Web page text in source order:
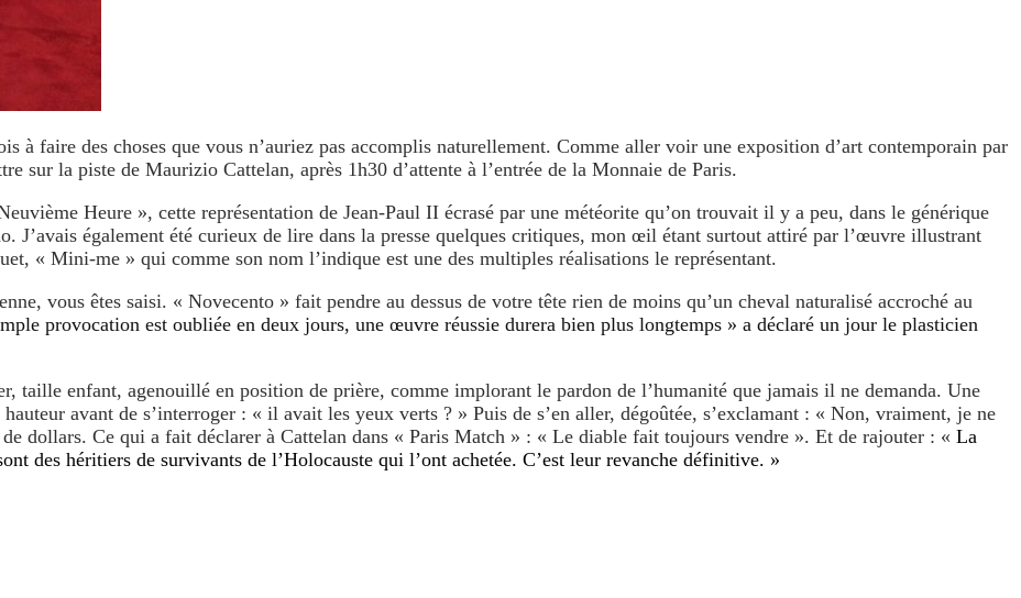
à faire des choses que vous n’auriez pas accomplis naturellement. Comme aller voir une exposition d’art contemporain par
sur la piste de Maurizio Cattelan, après 1h30 d’attente à l’entrée de la Monnaie de Paris.
Heure », cette représentation de Jean-Paul II écrasé par une météorite qu’on trouvait il y a peu, dans le générique
J’avais également été curieux de lire dans la presse quelques critiques, mon œil étant surtout attiré par l’œuvre illustrant
« Mini-me » qui comme son nom l’indique est une des multiples réalisations le représentant.
vous êtes saisi. « Novecento » fait pendre au dessus de votre tête rien de moins qu’un cheval naturalisé accroché au
provocation est oubliée en deux jours, une œuvre réussie durera bien plus longtemps » a déclaré un jour le plasticien
taille enfant, agenouillé en position de prière, comme implorant le pardon de l’humanité que jamais il ne demanda. Une
avant de s’interroger : « il avait les yeux verts ? » Puis de s’en aller, dégoûtée, s’exclamant : « Non, vraiment, je ne
dollars. Ce qui a fait déclarer à Cattelan dans « Paris Match » : « Le diable fait toujours vendre ». Et de rajouter : « La
des héritiers de survivants de l’Holocauste qui l’ont achetée. C’est leur revanche définitive. »